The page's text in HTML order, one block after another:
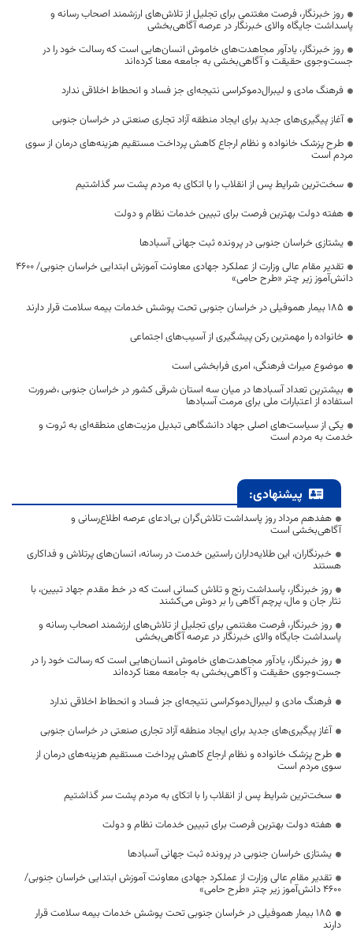
روز خبرنگار، فرصت مغتنمی برای تجلیل از تلاش‌های ارزشمند اصحاب رسانه و
پاسداشت جایگاه والای خبرنگار در عرصه آگاهی‌بخشی
روز خبرنگار، یادآور مجاهدت‌های خاموش انسان‌هایی است که رسالت خود را در
جست‌وجوی حقیقت و آگاهی‌بخشی به جامعه معنا کرده‌اند
فرهنگ مادی و لیبرال‌دموکراسی نتیجه‌ای جز فساد و انحطاط اخلاقی ندارد
آغاز پیگیری‌های جدید برای ایجاد منطقه آزاد تجاری صنعتی در خراسان جنوبی
طرح پزشک خانواده و نظام ارجاع کاهش پرداخت مستقیم هزینه‌های درمان از سوی
مردم است
سخت‌ترین شرایط پس از انقلاب را با اتکای به مردم پشت سر گذاشتیم
هفته دولت بهترین فرصت برای تبیین خدمات نظام و دولت
یشتازی خراسان جنوبی در پرونده ثبت جهانی آسبادها
تقدیر مقام عالی وزارت از عملکرد جهادی معاونت آموزش ابتدایی خراسان جنوبی/ ۴۶۰۰
دانش‌آموز زیر چتر «طرح حامی»
۱۸۵ بیمار هموفیلی در خراسان جنوبی تحت پوشش خدمات بیمه سلامت قرار دارند
خانواده را مهمترین رکن پیشگیری از آسیب‌های اجتماعی
موضوع میراث فرهنگی، امری فرابخشی است
بیشترین تعداد آسبادها در میان سه استان شرقی کشور در خراسان جنوبی ،ضرورت
استفاده از اعتبارات ملی برای مرمت آسبادها
یکی از سیاست‌های اصلی جهاد دانشگاهی تبدیل مزیت‌های منطقه‌ای به ثروت و
خدمت به مردم است
پیشنهادی:
هفدهم مرداد روز پاسداشت تلاش‌گران بی‌ادعای عرصه اطلاع‌رسانی و
آگاهی‌بخشی است
خبرنگاران، این طلایه‌داران راستین خدمت در رسانه، انسان‌های پرتلاش و فداکاری
هستند
روز خبرنگار، پاسداشت رنج و تلاش کسانی است که در خط مقدم جهاد تبیین، با
نثار جان و مال، پرچم آگاهی را بر دوش می‌کشند
روز خبرنگار، فرصت مغتنمی برای تجلیل از تلاش‌های ارزشمند اصحاب رسانه و
پاسداشت جایگاه والای خبرنگار در عرصه آگاهی‌بخشی
روز خبرنگار، یادآور مجاهدت‌های خاموش انسان‌هایی است که رسالت خود را در
جست‌وجوی حقیقت و آگاهی‌بخشی به جامعه معنا کرده‌اند
فرهنگ مادی و لیبرال‌دموکراسی نتیجه‌ای جز فساد و انحطاط اخلاقی ندارد
آغاز پیگیری‌های جدید برای ایجاد منطقه آزاد تجاری صنعتی در خراسان جنوبی
طرح پزشک خانواده و نظام ارجاع کاهش پرداخت مستقیم هزینه‌های درمان از
سوی مردم است
سخت‌ترین شرایط پس از انقلاب را با اتکای به مردم پشت سر گذاشتیم
هفته دولت بهترین فرصت برای تبیین خدمات نظام و دولت
یشتازی خراسان جنوبی در پرونده ثبت جهانی آسبادها
تقدیر مقام عالی وزارت از عملکرد جهادی معاونت آموزش ابتدایی خراسان جنوبی/
۴۶۰۰ دانش‌آموز زیر چتر «طرح حامی»
۱۸۵ بیمار هموفیلی در خراسان جنوبی تحت پوشش خدمات بیمه سلامت قرار
دارند